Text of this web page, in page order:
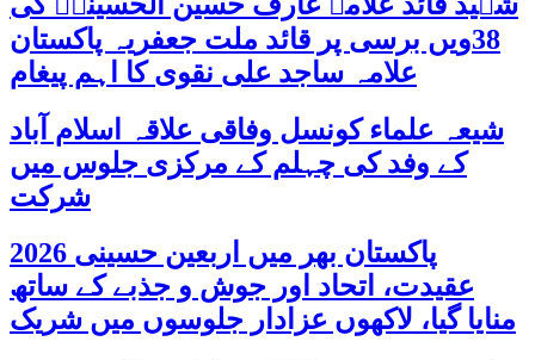
38ویں برسی پر قائد ملت جعفریہ پاکستان
علامہ ساجد علی نقوی کا اہم پیغام
شیعہ علماء کونسل وفاقی علاقہ اسلام آباد
کے وفد کی چہلم کے مرکزی جلوس میں
شرکت
پاکستان بھر میں اربعین حسینی 2026
عقیدت، اتحاد اور جوش و جذبے کے ساتھ
منایا گیا، لاکھوں عزادار جلوسوں میں شریک